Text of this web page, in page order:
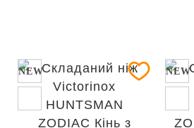
NEW NEW